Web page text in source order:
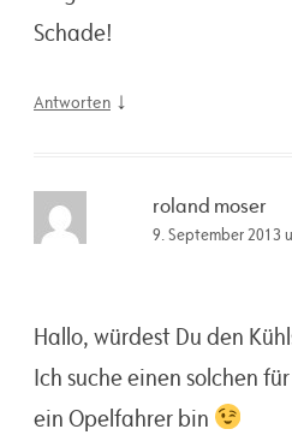
Schade!
Antworten ↓
roland moser
9. September 2013
Hallo, würdest Du den
Ich suche einen solchen
ein Opelfahrer bin